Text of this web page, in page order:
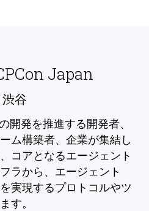
Japan
渋谷
開発を推進する開発者、
ム構築者、企業が集結し
コアとなるエージェント
ラから、エージェント
実現するプロトコルやツ
す。